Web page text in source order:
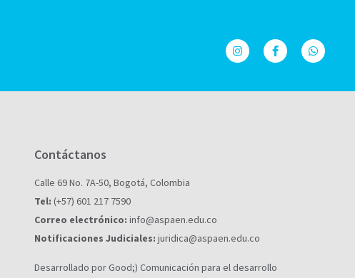
Contáctanos
Calle 69 No. 7A-50, Bogotá, Colombia
Tel: (+57) 601 217 7590
Correo electrónico: info@aspaen.edu.co
Notificaciones Judiciales: juridica@aspaen.edu.co
Desarrollado por Good;) Comunicación para el desarrollo